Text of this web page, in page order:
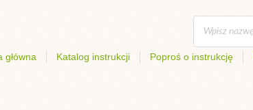
główna Katalog instrukcji Poproś o instrukcję